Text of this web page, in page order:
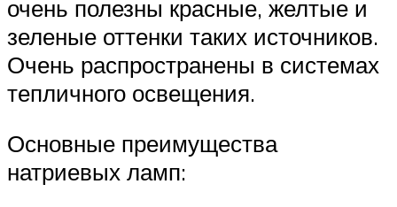
очень полезны красные, желтые и
зеленые оттенки таких источников.
Очень распространены в системах
тепличного освещения.
Основные преимущества
натриевых ламп: